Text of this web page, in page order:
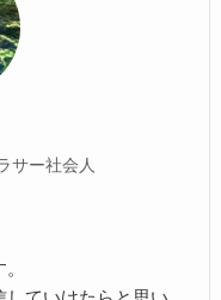
サー社会人